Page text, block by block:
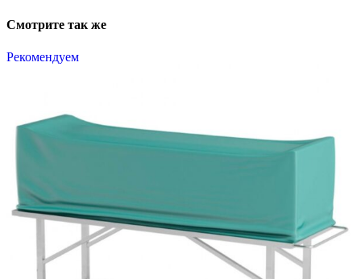
Смотрите так же
Рекомендуем